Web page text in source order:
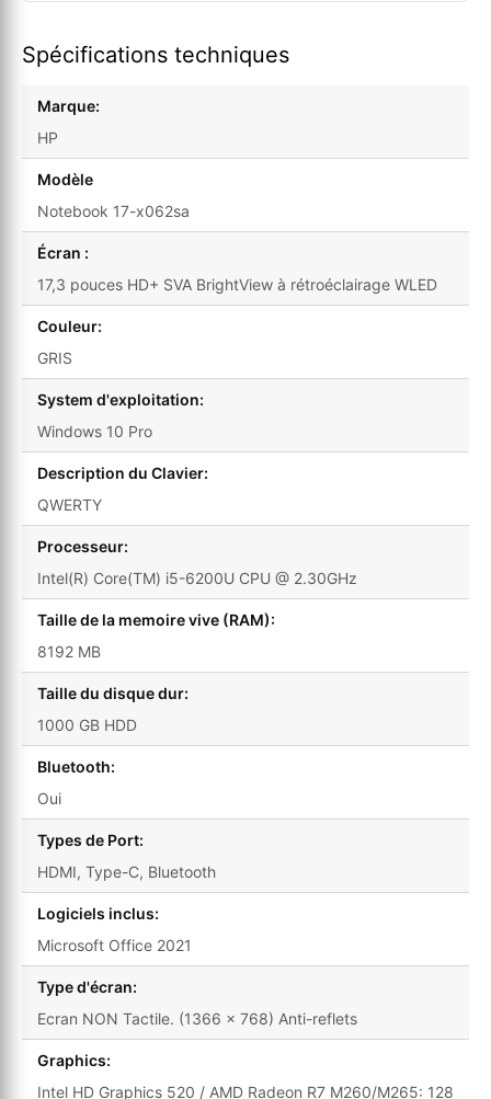
Spécifications techniques
Marque:
HP
Modèle
Notebook 17-x062sa
Écran :
17,3 pouces HD+ SVA BrightView à rétroéclairage WLED
Couleur:
GRIS
System d'exploitation:
Windows 10 Pro
Description du Clavier:
QWERTY
Processeur:
Intel(R) Core(TM) i5-6200U CPU @ 2.30GHz
Taille de la memoire vive (RAM):
8192 MB
Taille du disque dur:
1000 GB HDD
Bluetooth:
Oui
Types de Port:
HDMI, Type-C, Bluetooth
Logiciels inclus:
Microsoft Office 2021
Type d'écran:
Ecran NON Tactile. (1366 x 768) Anti-reflets
Graphics:
Intel HD Graphics 520 / AMD Radeon R7 M260/M265: 128